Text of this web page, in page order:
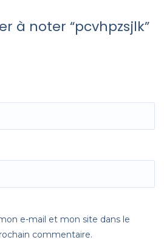
à noter “pcvhpzsjlk”
e-mail et mon site dans le
commentaire.